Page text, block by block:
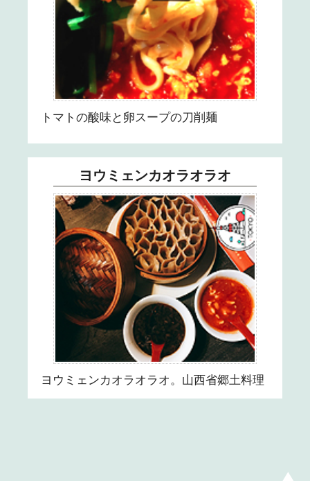
トマトの酸味と卵スープの刀削麺
ヨウミェンカオラオラオ
ヨウミェンカオラオラオ。山西省郷土料理